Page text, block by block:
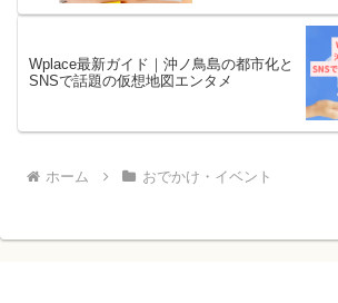
Wplace最新ガイド｜沖ノ鳥島の都市化と
SNSで話題の仮想地図エンタメ
ホーム おでかけ・イベント